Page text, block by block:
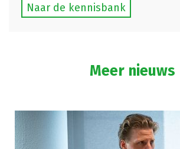
Naar de kennisbank
Meer nieuws